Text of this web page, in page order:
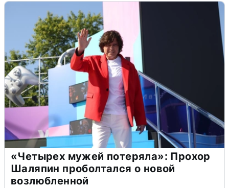
«Четырех мужей потеряла»: Прохор
Шаляпин проболтался о новой
возлюбленной